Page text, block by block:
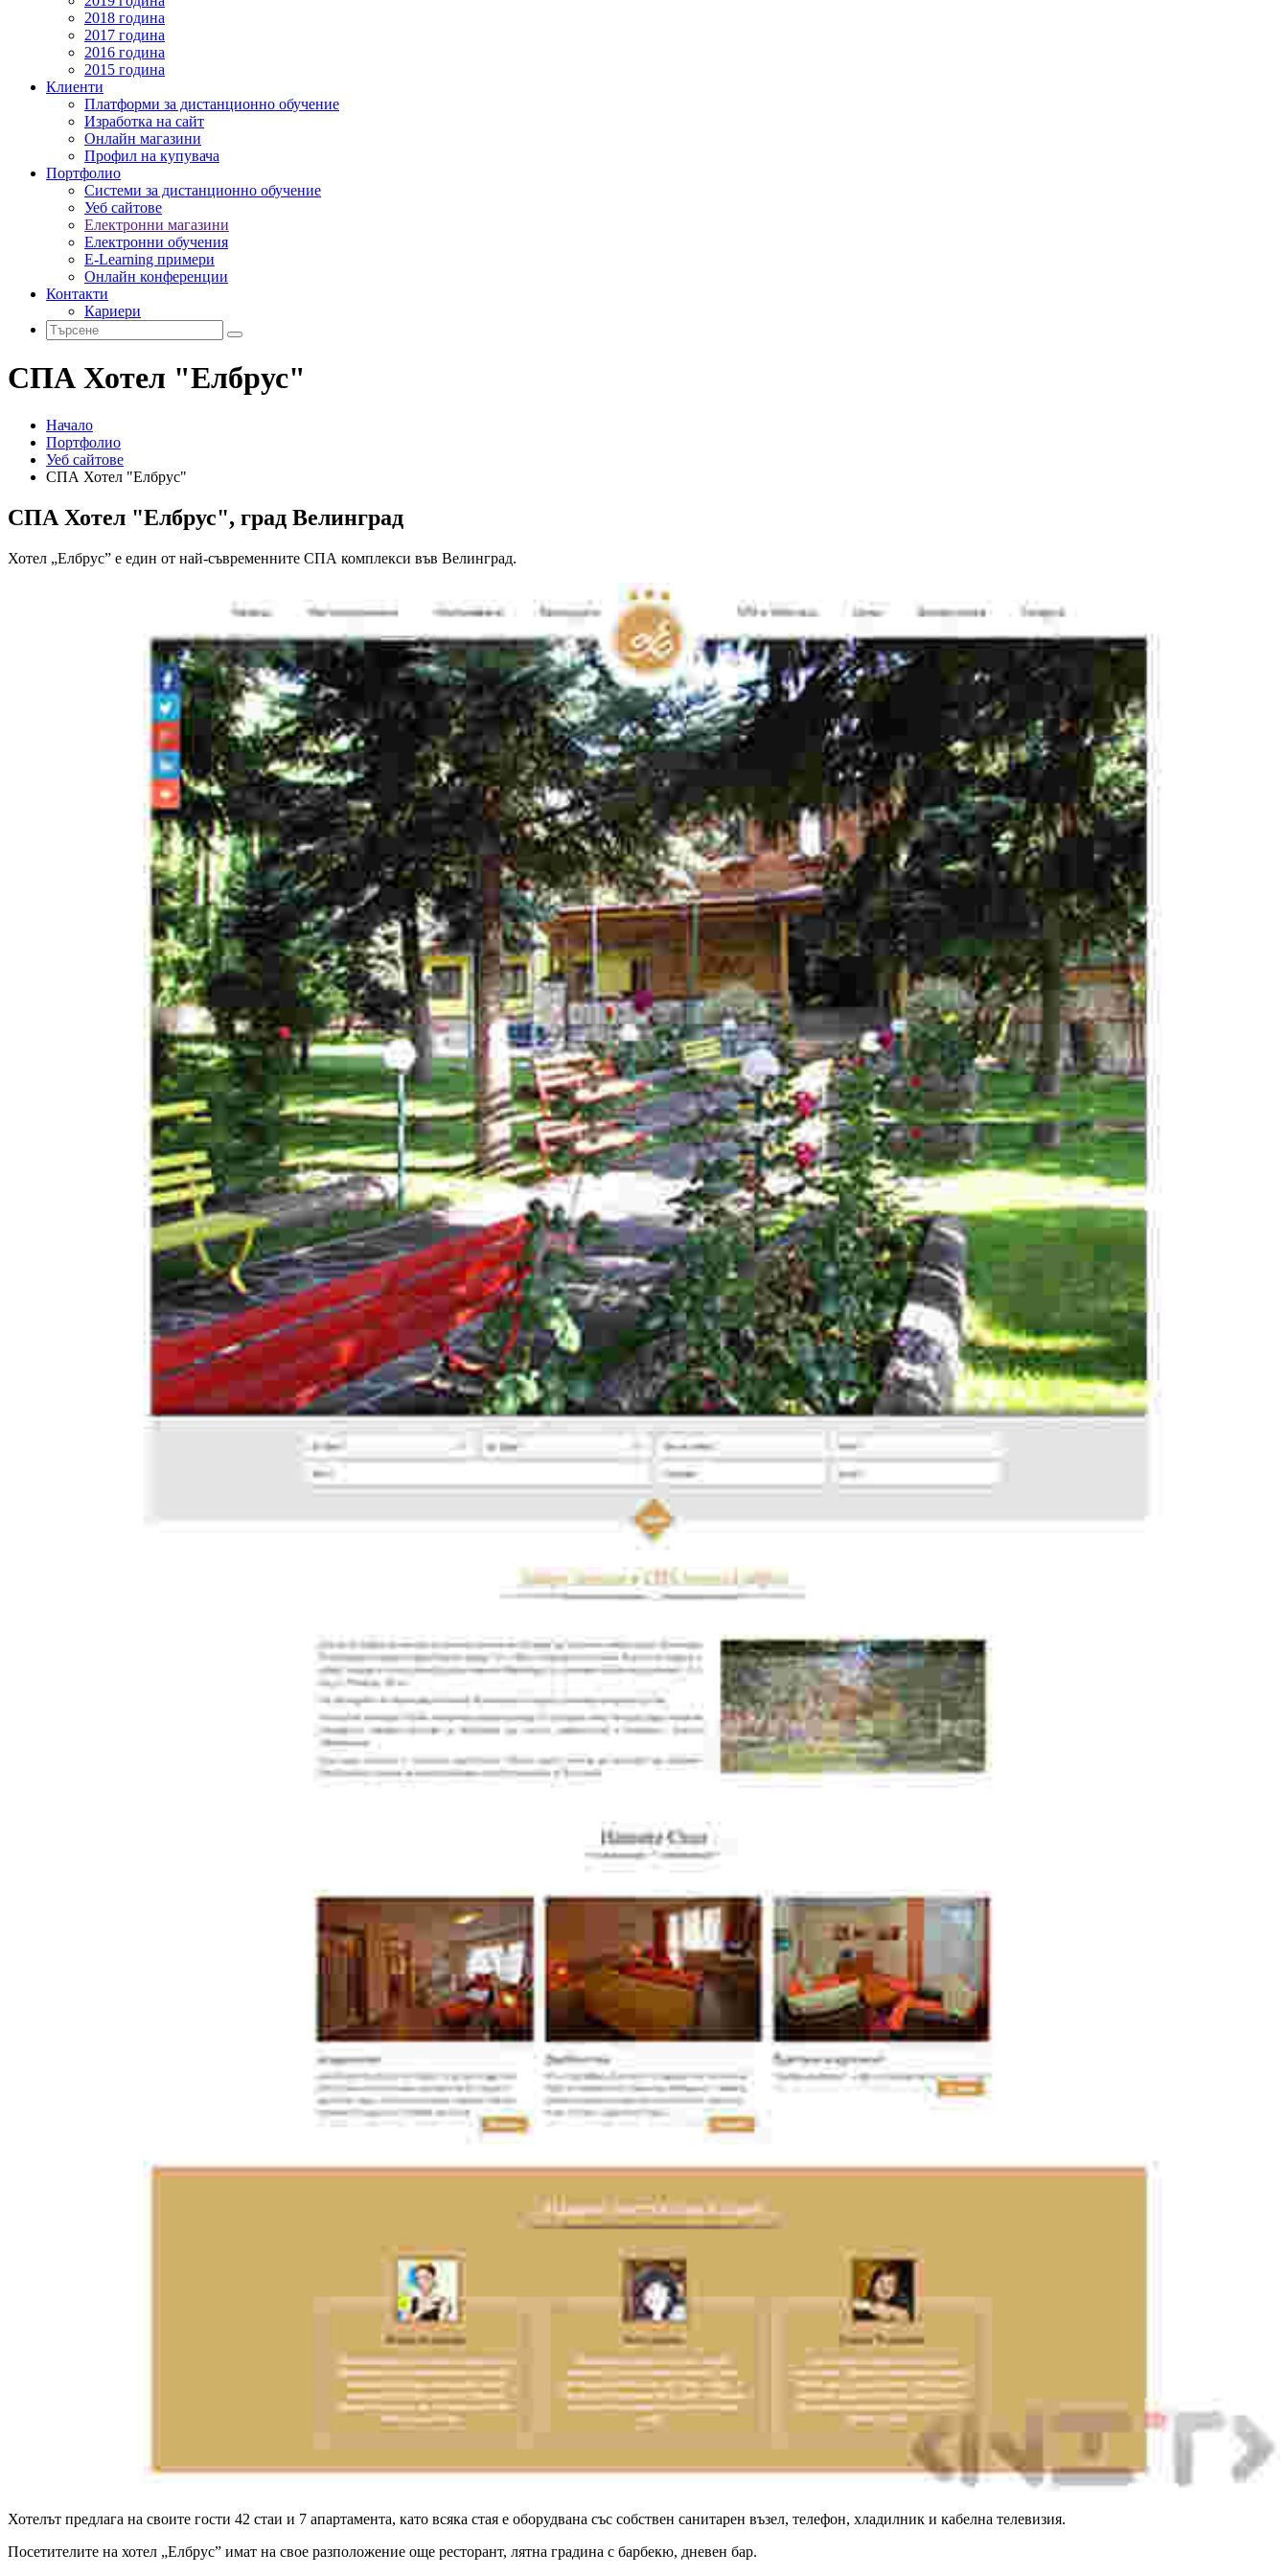
2018 година
2017 година
2016 година
2015 година
Клиенти
Платформи за дистанционно обучение
Изработка на сайт
Онлайн магазини
Профил на купувача
Портфолио
Системи за дистанционно обучение
Уеб сайтове
Електронни магазини
Електронни обучения
E-Learning примери
Онлайн конференции
Контакти
Кариери
СПА Хотел "Елбрус"
Начало
Портфолио
Уеб сайтове
СПА Хотел "Елбрус"
СПА Хотел "Елбрус", град Велинград
Хотел „Елбрус” е един от най-съвременните СПА комплекси във Велинград.
Хотелът предлага на своите гости 42 стаи и 7 апартамента, като всяка стая е оборудвана със собствен санитарен възел, телефон, хладилник и кабелна телевизия.
Посетителите на хотел „Елбрус” имат на свое разположение още ресторант, лятна градина с барбекю, дневен бар.